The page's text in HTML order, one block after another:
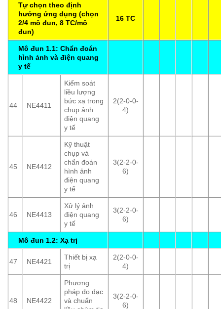
Tự chọn theo định
hướng ứng dụng (chọn
2/4 mô đun, 8 TC/mô
đun)
16 TC
Mô đun 1.1: Chẩn đoán
hình ảnh và điện quang
y tế
44 NE4411
Kiểm soát
liều lượng
bức xạ trong
chụp ảnh
điện quang
y tế
2(2-0-0-
4)
45 NE4412
Kỹ thuật
chụp và
chẩn đoán
hình ảnh
điện quang
y tế
3(2-2-0-
6)
46 NE4413
Xử lý ảnh
điện quang
y tế
3(2-2-0-
6)
Mô đun 1.2: Xạ trị
47 NE4421
Thiết bị xạ
trị
2(2-0-0-
4)
48 NE4422
Phương
pháp đo đạc
và chuẩn
3(2-2-0-
6)